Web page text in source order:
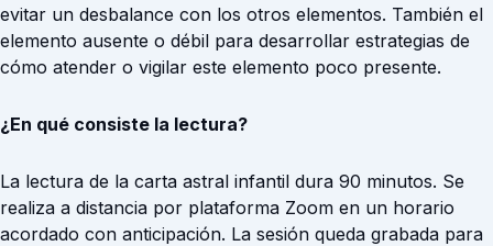
evitar un desbalance con los otros elementos. También el
elemento ausente o débil para desarrollar estrategias de
cómo atender o vigilar este elemento poco presente.
¿En qué consiste la lectura?
La lectura de la carta astral infantil dura 90 minutos. Se
realiza a distancia por plataforma Zoom en un horario
acordado con anticipación. La sesión queda grabada para